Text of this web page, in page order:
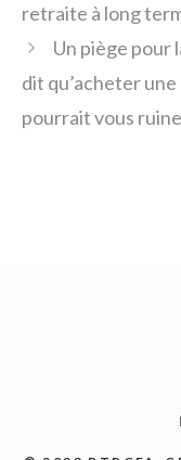
retraite à long
Un piège pour
dit qu’acheter
pourrait vous